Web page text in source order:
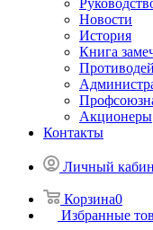
Новости
История
Книга
Акционеры
Контакты
Личный
Корзина0
Избранные